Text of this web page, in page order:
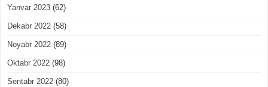
Yanvar 2023 (62)
Dekabr 2022 (58)
Noyabr 2022 (89)
Oktabr 2022 (98)
Sentabr 2022 (80)